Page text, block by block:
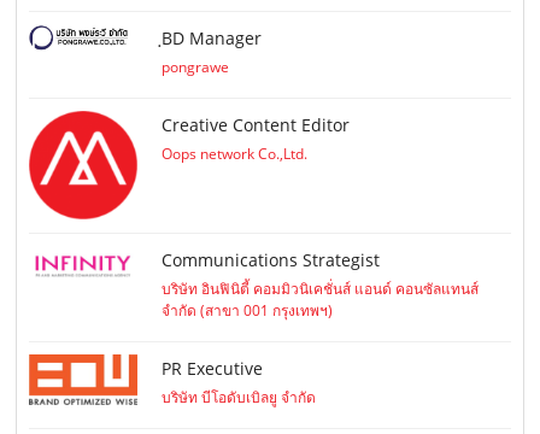
ฺBD Manager
pongrawe
Creative Content Editor
Oops network Co.,Ltd.
Communications Strategist
บริษัท อินฟินิตี้ คอมมิวนิเคชั่นส์ แอนด์ คอนซัลแทนส์
จำกัด (สาขา 001 กรุงเทพฯ)
PR Executive
บริษัท บีโอดับเบิลยู จำกัด